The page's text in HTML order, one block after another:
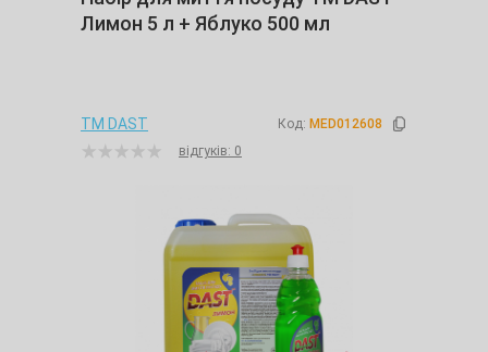
Лимон 5 л + Яблуко 500 мл
TM DAST Код: MED012608
відгуків: 0